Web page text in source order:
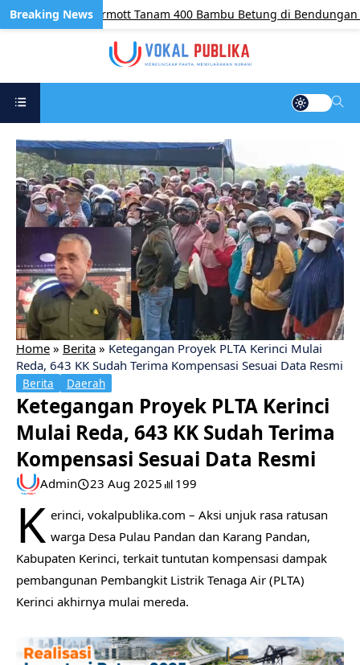
dan McDermott Tanam 400 Bambu Betung di Bendungan Sei
Home » Berita » Ketegangan Proyek PLTA Kerinci Mulai
Reda, 643 KK Sudah Terima Kompensasi Sesuai Data Resmi
Berita Daerah
Ketegangan Proyek PLTA Kerinci
Mulai Reda, 643 KK Sudah Terima
Kompensasi Sesuai Data Resmi
Admin 23 Aug 2025 199
K erinci, vokalpublika.com – Aksi unjuk rasa ratusan
warga Desa Pulau Pandan dan Karang Pandan,
Kabupaten Kerinci, terkait tuntutan kompensasi dampak
pembangunan Pembangkit Listrik Tenaga Air (PLTA)
Kerinci akhirnya mulai mereda.